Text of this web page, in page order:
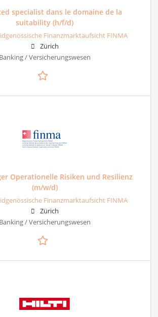
specialist dans le domaine de la
suitability (h/f/d)
Finanzmarktaufsicht FINMA
Zürich
Banking / Versicherungswesen
Operationelle Risiken und Resilienz
(m/w/d)
Finanzmarktaufsicht FINMA
Zürich
Banking / Versicherungswesen